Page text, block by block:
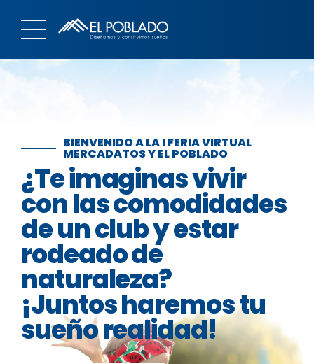
BIENVENIDO A LA I FERIA VIRTUAL
MERCADATOS Y EL POBLADO
¿Te imaginas vivir
con las comodidades
de un club y estar
rodeado de
naturaleza?
¡Juntos haremos tu
sueño realidad!